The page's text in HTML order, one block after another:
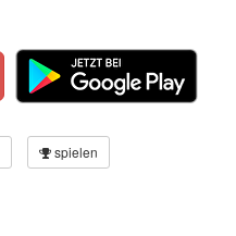
spielen